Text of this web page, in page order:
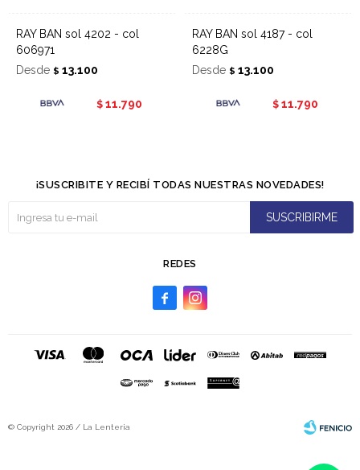
RAY BAN sol 4202 - col
606971
Desde $ 13.100
$ 11.790
RAY BAN sol 4187 - col
6228G
Desde $ 13.100
$ 11.790
REDES
 
¡SUSCRIBITE Y RECIBÍ TODAS NUESTRAS NOVEDADES!
SUSCRIBIRME
© Copyright 2026 / La Lenteria